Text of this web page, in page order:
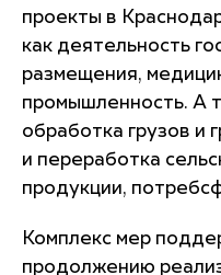
проекты в
как деятельность
размещения,
промышленность. А
обработка грузов и
и переработка
продукции,
Комплекс мер
продолжению